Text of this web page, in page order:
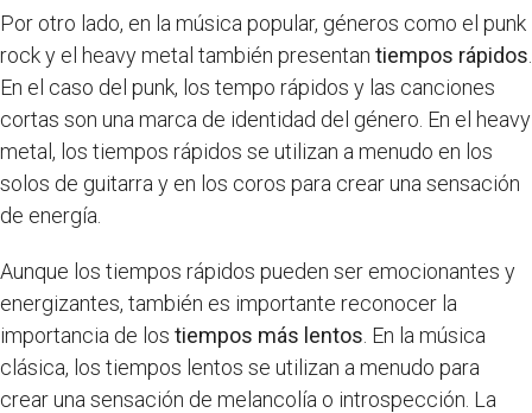
Por otro lado, en la música popular, géneros como el punk
rock y el heavy metal también presentan tiempos rápidos
En el caso del punk, los tempo rápidos y las canciones
cortas son una marca de identidad del género. En el heavy
metal, los tiempos rápidos se utilizan a menudo en los
solos de guitarra y en los coros para crear una sensación
de energía.
Aunque los tiempos rápidos pueden ser emocionantes y
energizantes, también es importante reconocer la
importancia de los tiempos más lentos . En la música
clásica, los tiempos lentos se utilizan a menudo para
crear una sensación de melancolía o introspección. La